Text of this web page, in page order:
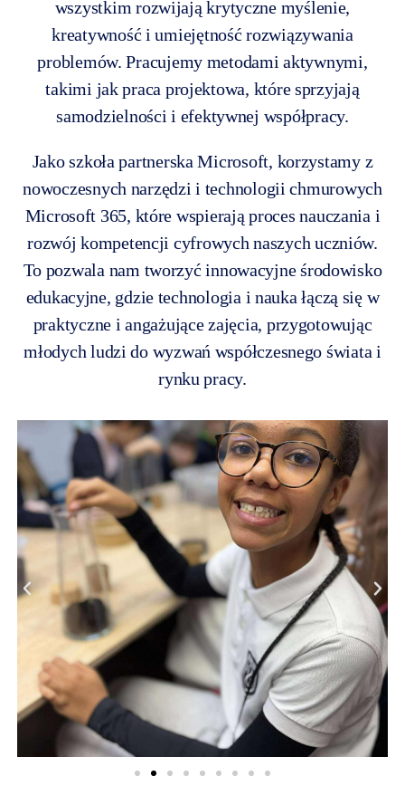
wszystkim rozwijają krytyczne myślenie,
kreatywność i umiejętność rozwiązywania
problemów. Pracujemy metodami aktywnymi,
takimi jak praca projektowa, które sprzyjają
samodzielności i efektywnej współpracy.
Jako szkoła partnerska Microsoft, korzystamy z
nowoczesnych narzędzi i technologii chmurowych
Microsoft 365, które wspierają proces nauczania i
rozwój kompetencji cyfrowych naszych uczniów.
To pozwala nam tworzyć innowacyjne środowisko
edukacyjne, gdzie technologia i nauka łączą się w
praktyczne i angażujące zajęcia, przygotowując
młodych ludzi do wyzwań współczesnego świata i
rynku pracy.